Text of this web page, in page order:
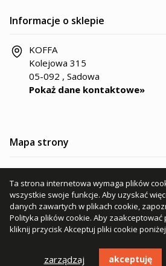
Ta strona internetowa wymaga plików
wszystkie swoje funkcje. Aby uzyskać
danych zawartych w plikach cookie,
Polityka plików cookie. Aby
kliknij przycisk Akceptuj pliki cookie
zarządzaj akceptuję
Informacje o sklepie
KOFFA
Kolejowa 315
05-092 , Sadowa
Pokaż dane kontaktowe»
Mapa strony
Kategorie produktów
Informacje